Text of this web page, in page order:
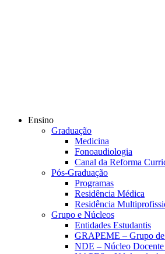
Ensino
Graduação
Medicina
Fonoaudiologia
Canal da Reforma
Pós-Graduação
Programas
Residência Médica
Residência
Grupo e Núcleos
Entidades Estudantis
GRAPEME – Grupo
NDE – Núcleo Docente